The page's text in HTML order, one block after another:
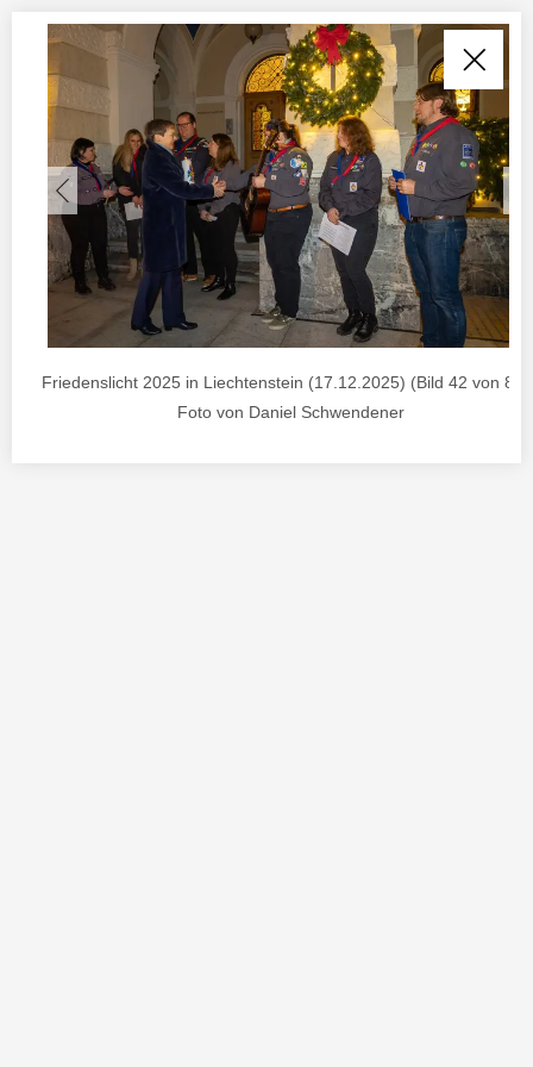
Friedenslicht 2025 in Liechtenstein (17.12.2025) (Bild 42 von 85)
Foto von Daniel Schwendener